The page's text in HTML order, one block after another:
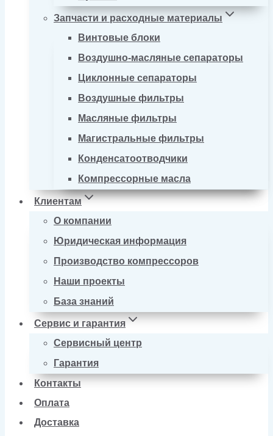
Запчасти и расходные материалы
Винтовые блоки
Воздушно-масляные сепараторы
Циклонные сепараторы
Воздушные фильтры
Масляные фильтры
Магистральные фильтры
Конденсатоотводчики
Компрессорные масла
Клиентам
О компании
Юридическая информация
Производство компрессоров
Наши проекты
База знаний
Сервис и гарантия
Сервисный центр
Гарантия
Контакты
Оплата
Доставка